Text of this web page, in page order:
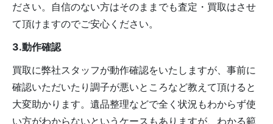
ださい。自信のない方はそのままでも査定・買取はさせ
て頂けますのでご安心ください。
3.動作確認
買取に弊社スタッフが動作確認をいたしますが、事前に
確認いただいたり調子が悪いところなど教えて頂けると
大変助かります。遺品整理などで全く状況もわからず使
い方がわからないというケースもありますが、わかる範